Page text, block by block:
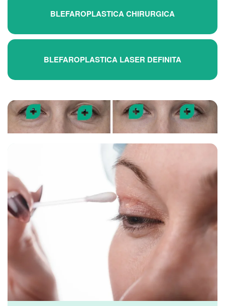
BLEFAROPLASTICA CHIRURGICA
BLEFAROPLASTICA LASER DEFINITA